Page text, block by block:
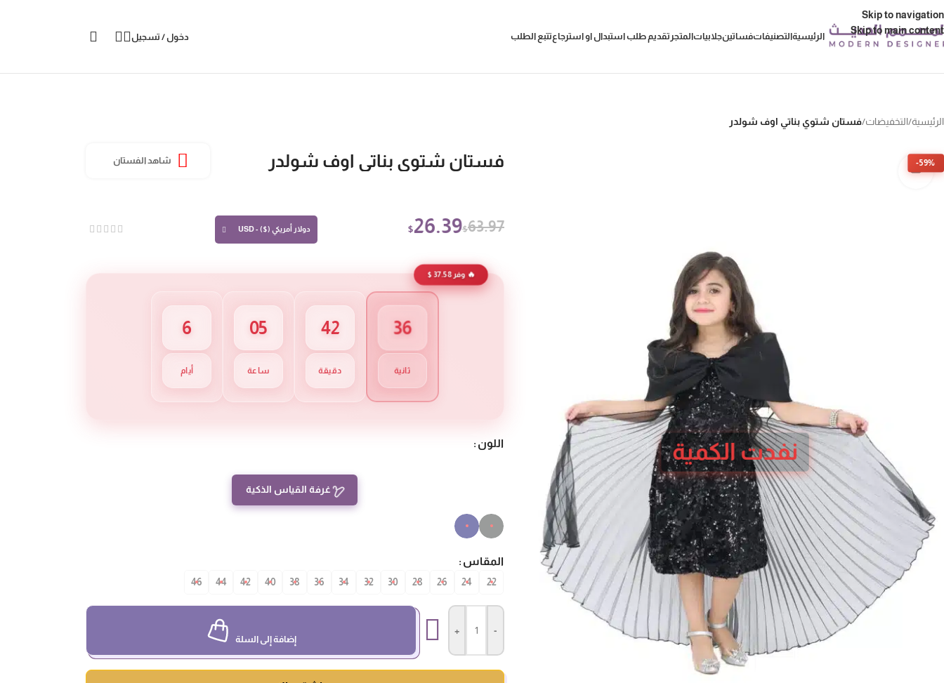
Skip to navigation
Skip to main content
الرئيسيةالتصنيفاتفساتينجلابياتالمتجر تقديم طلب استبدال او استرجاعتتبع الطلب دخول / تسجيل
الرئيسية/التخفيضات/فستان شتوي بناتي اوف شولدر
نفدت الكمية
-59% فستان شتوي بناتي اوف شولدر شاهد الفستان
$63.97
$26.39 دولار أمريكي ($) - USD
🔥 وفر 37.58 $
6
أيام
05
ساعة
42
دقيقة
35
ثانية
اللون
غرفة القياس الذكية
المقاس
22
24
26
28
30
32
34
36
38
40
42
44
46
-
+
إضافة إلى السلة